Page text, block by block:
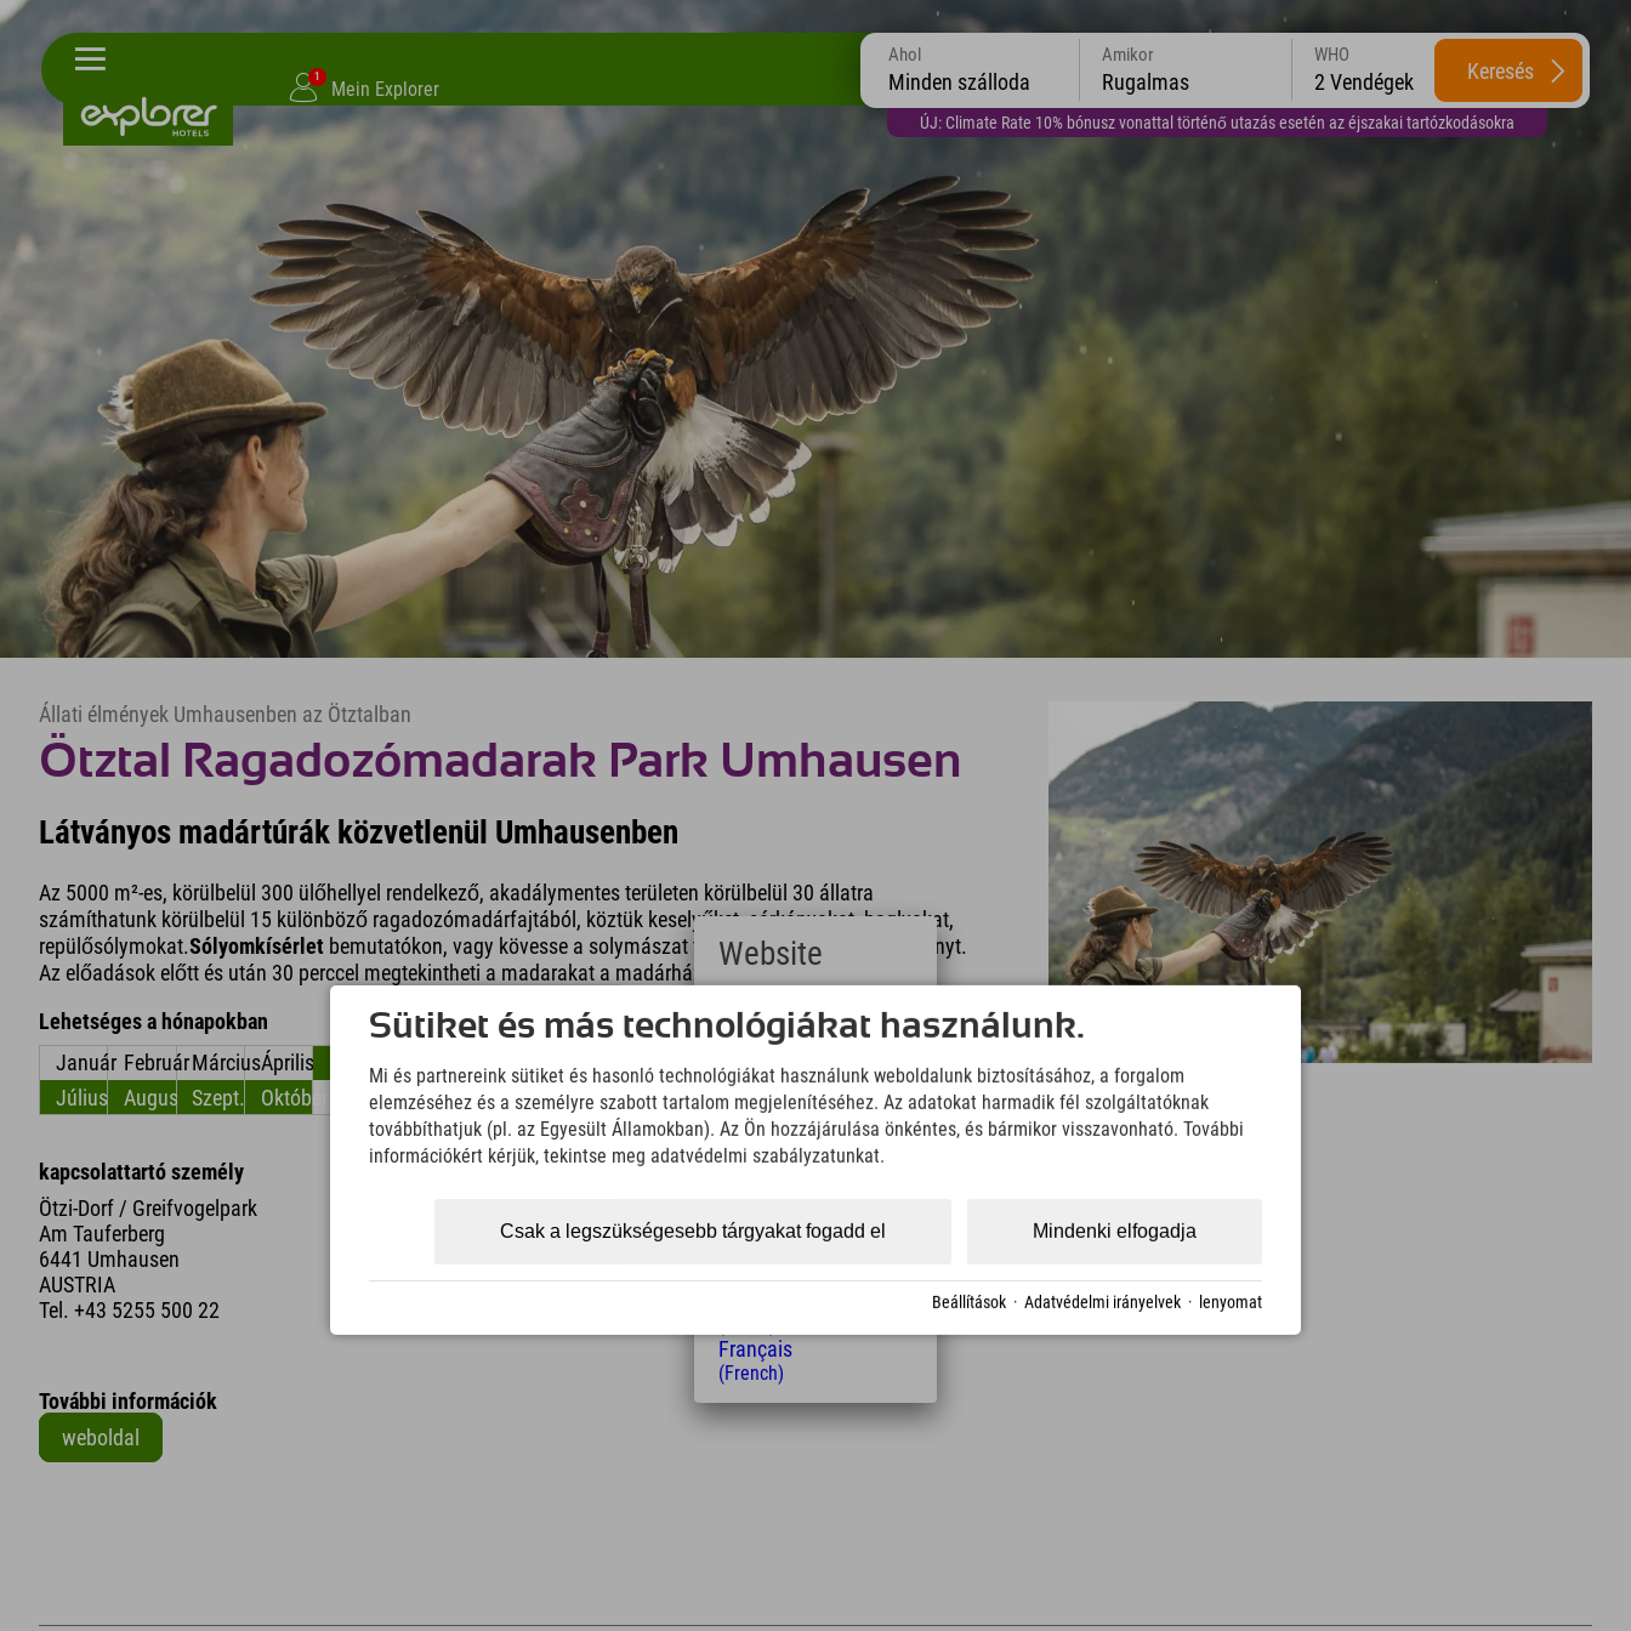
1
Mein Explorer
ÚJ: Climate Rate 10% bónusz vonattal történő utazás esetén az éjszakai tartózkodásokra
Ahol
Minden szálloda
Amikor
Rugalmas
WHO
2 Vendégek Keresés
Állati élmények Umhausenben az Ötztalban
Ötztal Ragadozómadarak Park Umhausen
Látványos madártúrák közvetlenül Umhausenben
Az 5000 m²-es, körülbelül 300 ülőhellyel rendelkező, akadálymentes területen körülbelül 30 állatra
számíthatunk körülbelül 15 különböző ragadozómadárfajtából, köztük keselyűket, sárkányokat, baglyokat,
repülősólymokat.Sólyomkísérlet bemutatókon, vagy kövesse a solymászat történetét bemutató tanösvényt.
Az előadások előtt és után 30 perccel megtekintheti a madarakat a madárházakban.
Lehetséges a hónapokban
Január FebruárMárciusÁprilis május június
Július
AugusztusSzept. Október NovemberDecember
kapcsolattartó személy
Ötzi-Dorf / Greifvogelpark
Am Tauferberg
6441 Umhausen
AUSTRIA
Tel. +43 5255 500 22
Távolság a szállodától
1 km 4 Min. 18
További információk
weboldal
Sütiket és más technológiákat használunk.
Mi és partnereink sütiket és hasonló technológiákat használunk weboldalunk biztosításához, a forgalom
elemzéséhez és a személyre szabott tartalom megjelenítéséhez. Az adatokat harmadik fél szolgáltatóknak
továbbíthatjuk (pl. az Egyesült Államokban). Az Ön hozzájárulása önkéntes, és bármikor visszavonható. További
információkért kérjük, tekintse meg adatvédelmi szabályzatunkat.
Mindenki elfogadja
Csak a legszükségesebb tárgyakat fogadd el
Beállítások · Adatvédelmi irányelvek · lenyomat
Website
Deutsch
(German)
(English)
Italiano
(Italian)
Čeština
(Polish)
(Hungarian)
Français
(French)